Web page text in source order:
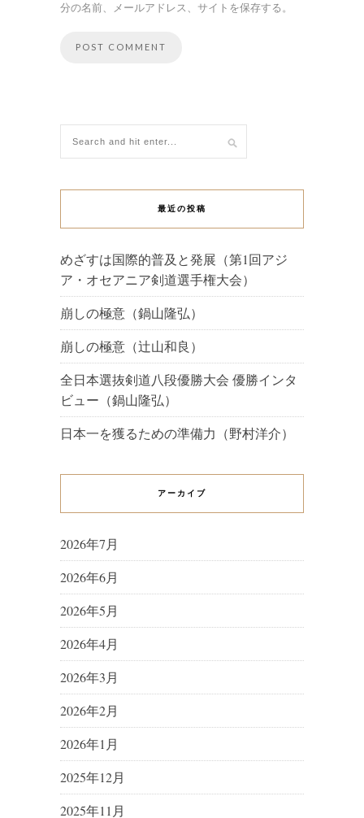
分の名前、メールアドレス、サイトを保存する。
最近の投稿
めざすは国際的普及と発展（第1回アジ
ア・オセアニア剣道選手権大会）
崩しの極意（鍋山隆弘）
崩しの極意（辻山和良）
全日本選抜剣道八段優勝大会 優勝インタ
ビュー（鍋山隆弘）
日本一を獲るための準備力（野村洋介）
アーカイブ
2026年7月
2026年6月
2026年5月
2026年4月
2026年3月
2026年2月
2026年1月
2025年12月
2025年11月